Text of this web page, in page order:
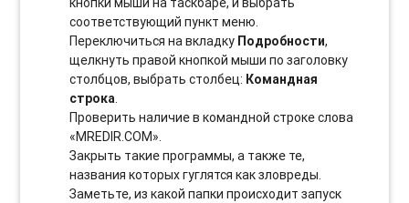
соотвeтствующий пункт меню.
Переключиться на вкладку Подробности,
щелкнуть правой кнопкой мыши по заголовку
столбцов, выбрать столбец: Командная
строка.
Проверить наличие в командной строке слова
«MREDIR.COM».
Закрыть такие программы, а также те,
названия которых гуглятся как зловреды.
Заметьте, из какой папки происходит запуск